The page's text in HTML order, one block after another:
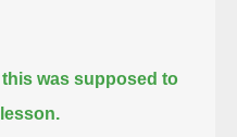
this was supposed to